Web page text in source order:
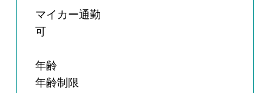
マイカー通勤
可
年齢
年齢制限